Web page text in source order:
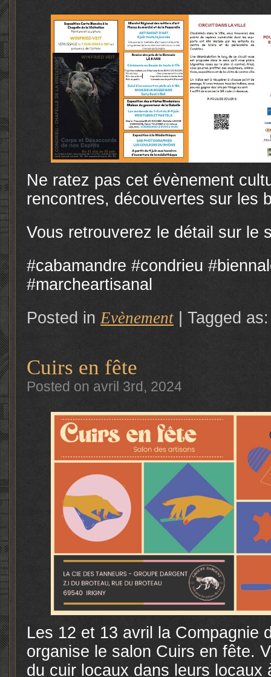
Ne ratez pas cet évènement
rencontres, découvertes sur les
Vous retrouverez le détail sur le
#cabamandre #condrieu
#marcheartisanal
Posted in Evènement Tagged
Cuirs en fête
Posted on avril 3rd, 2024
Les 12 et 13 avril la Compagnie
organise le salon Cuirs en fête.
du cuir locaux dans leurs locaux